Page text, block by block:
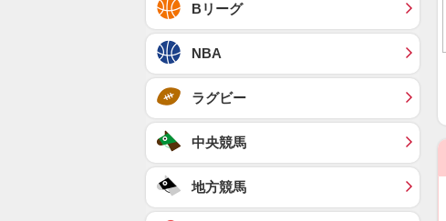
Bリーグ
NBA
ラグビー
中央競馬
地方競馬